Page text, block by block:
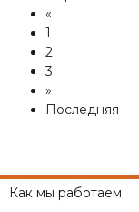
«
1
2
3
»
Последняя
Как мы работаем